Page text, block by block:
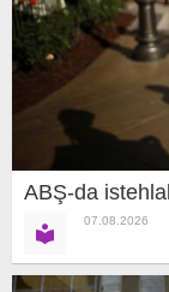
ABŞ-da
07.08.2026